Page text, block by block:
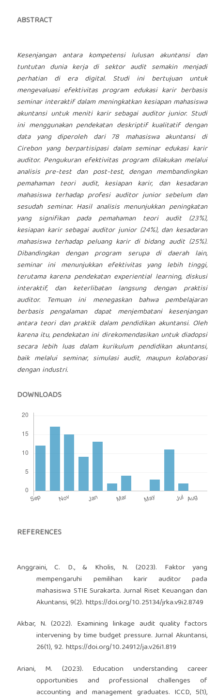
ABSTRACT
Kesenjangan antara kompetensi lulusan akuntansi dan
tuntutan dunia kerja di sektor audit semakin menjadi
perhatian di era digital. Studi ini bertujuan untuk
mengevaluasi efektivitas program edukasi karir berbasis
seminar interaktif dalam meningkatkan kesiapan mahasiswa
akuntansi untuk meniti karir sebagai auditor junior. Studi
ini menggunakan pendekatan deskriptif kualitatif dengan
data yang diperoleh dari 78 mahasiswa akuntansi di
Cirebon yang berpartisipasi dalam seminar edukasi karir
auditor. Pengukuran efektivitas program dilakukan melalui
analisis pre-test dan post-test, dengan membandingkan
pemahaman teori audit, kesiapan karir, dan kesadaran
mahasiswa terhadap profesi auditor junior sebelum dan
sesudah seminar. Hasil analisis menunjukkan peningkatan
yang signifikan pada pemahaman teori audit (23%),
kesiapan karir sebagai auditor junior (24%), dan kesadaran
mahasiswa terhadap peluang karir di bidang audit (25%).
Dibandingkan dengan program serupa di daerah lain,
seminar ini menunjukkan efektivitas yang lebih tinggi,
terutama karena pendekatan experiential learning, diskusi
interaktif, dan keterlibatan langsung dengan praktisi
auditor. Temuan ini menegaskan bahwa pembelajaran
berbasis pengalaman dapat menjembatani kesenjangan
antara teori dan praktik dalam pendidikan akuntansi. Oleh
karena itu, pendekatan ini direkomendasikan untuk diadopsi
secara lebih luas dalam kurikulum pendidikan akuntansi,
baik melalui seminar, simulasi audit, maupun kolaborasi
dengan industri.
DOWNLOADS
REFERENCES
Anggraini, C. D., & Kholis, N. (2023). Faktor yang
mempengaruhi pemilihan karir auditor pada
mahasiswa STIE Surakarta. Jurnal Riset Keuangan dan
Akuntansi, 9(2).https://doi.org/10.25134/jrka.v9i2.8749
Akbar, N. (2022). Examining linkage audit quality factors
intervening by time budget pressure. Jurnal Akuntansi,
26(1), 92.https://doi.org/10.24912/ja.v26i1.819
Ariani, M. (2023). Education understanding career
opportunities and professional challenges of
accounting and management graduates. ICCD, 5(1),